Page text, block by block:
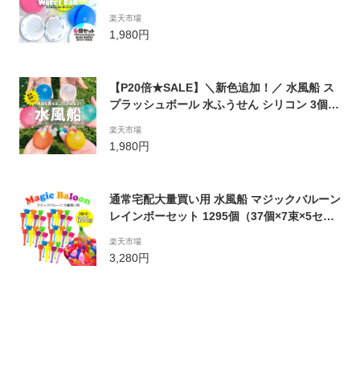
スプラッシュ ウォーターボム レジャー 水遊
び 水爆弾 ビーチボール 最新トレンド プール
楽天市場
1,980円
【P20倍★SALE】＼新色追加！／ 水風船 ス
プラッシュボール 水ふうせん シリコン 3個入
ふうせん お風呂 おもちゃ プール【メール便
送料無料】 海 川 水鉄砲 子供 繰り返し エコ
楽天市場
1,980円
通常宅配大量買い用 水風船 マジックバルーン
レインボーセット 1295個（37個×7束×5セッ
爆弾 60秒で一気に作れる水風船 自動的に完
成 水を入れて 投げ合う 子供玩具 バーベキュ
楽天市場
3,280円